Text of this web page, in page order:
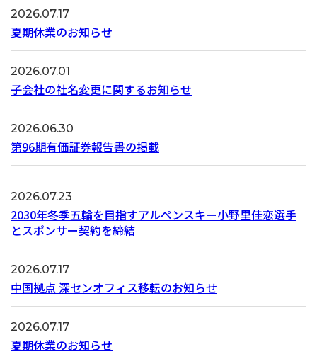
2026.07.17
夏期休業のお知らせ
2026.07.01
子会社の社名変更に関するお知らせ
2026.06.30
第96期有価証券報告書の掲載
2026.07.23
2030年冬季五輪を目指すアルペンスキー小野里佳恋選手
とスポンサー契約を締結
2026.07.17
中国拠点 深センオフィス移転のお知らせ
2026.07.17
夏期休業のお知らせ